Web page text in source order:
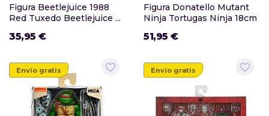
Figura Beetlejuice 1988
Red Tuxedo Beetlejuice ...
35,95 €
Figura Donatello Mutant
Ninja Tortugas Ninja 18cm
51,95 €
favorite_border
Envío gratis favorite_border
Envío gratis